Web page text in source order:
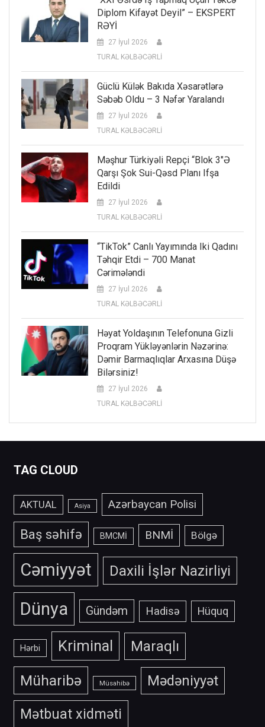
Diplom Kifayət Deyil” – EKSPERT
RƏYİ
27 İyul 2026
TURAL KƏLBƏCƏRLİ
Güclü Külək Bakıda Xəsarətlərə
Səbəb Oldu – 3 Nəfər Yaralandı
27 İyul 2026
TURAL KƏLBƏCƏRLİ
Məşhur Türkiyəli Repçi “Blok 3″ə
Qarşı Şok Sui-Qəsd Planı Ifşa
Edildi
27 İyul 2026
TURAL KƏLBƏCƏRLİ
“TikTok” Canlı Yayımında Iki Qadını
Təhqir Etdi – 700 Manat
Cərimələndi
27 İyul 2026
TURAL KƏLBƏCƏRLİ
Həyat Yoldaşının Telefonuna Gizli
Proqram Yükləyənlərin Nəzərinə:
Dəmir Barmaqlıqlar Arxasına Düşə
Bilərsiniz!
27 İyul 2026
TURAL KƏLBƏCƏRLİ
TAG CLOUD
AKTUAL Asiya Azərbaycan Polisi
Baş səhifə BMCMİ BNMİ Bölgə
Cəmiyyət Daxili İşlər Nazirliyi
Dünya Gündəm Hadisə Hüquq
Hərbi Kriminal Maraqlı
Müharibə Müsahibə
Mədəniyyət
Mətbuat xidməti